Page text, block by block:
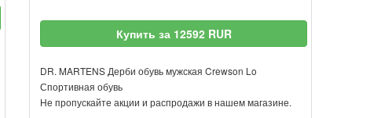
Купить за 12592 RUR
DR. MARTENS Дерби обувь мужская Crewson Lo
Спортивная обувь
Не пропускайте акции и распродажи в нашем магазине.